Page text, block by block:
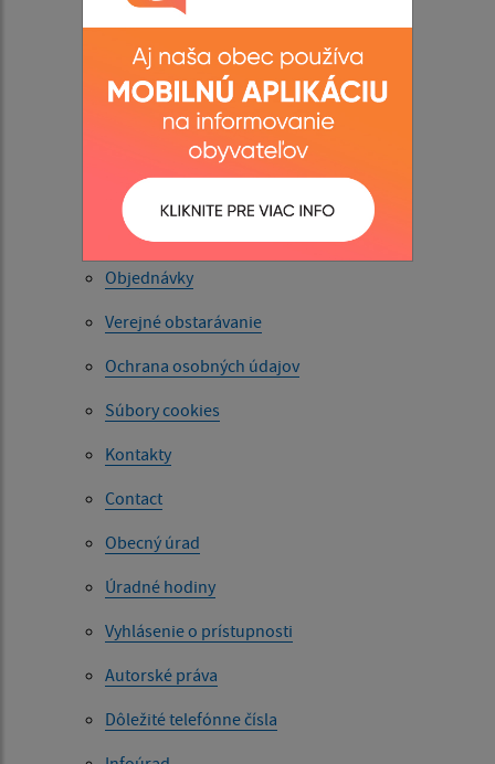
Videogaléria
Kultúra
Šport
Zmluvy
Faktúry
Objednávky
Verejné obstarávanie
Ochrana osobných údajov
Súbory cookies
Kontakty
Contact
Obecný úrad
Úradné hodiny
Vyhlásenie o prístupnosti
Autorské práva
Dôležité telefónne čísla